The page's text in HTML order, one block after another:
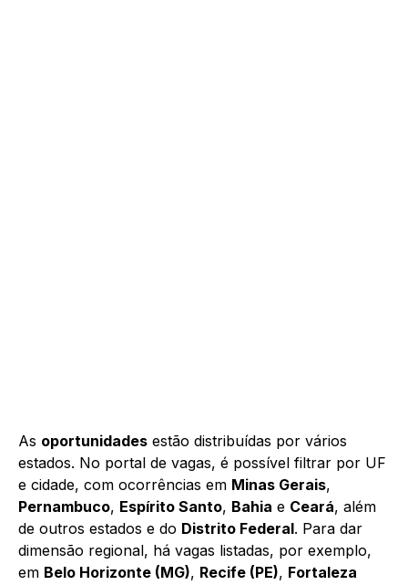
As oportunidades estão distribuídas por vários
estados. No portal de vagas, é possível filtrar por UF
e cidade, com ocorrências em Minas Gerais,
Pernambuco, Espírito Santo, Bahia e Ceará, além
de outros estados e do Distrito Federal. Para dar
dimensão regional, há vagas listadas, por exemplo,
em Belo Horizonte (MG), Recife (PE), Fortaleza